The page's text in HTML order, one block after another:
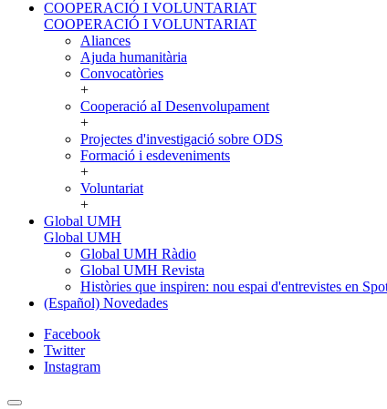
COOPERACIÓ I VOLUNTARIAT
COOPERACIÓ I VOLUNTARIAT
Aliances
Ajuda humanitària
Convocatòries
+
Cooperació aI Desenvolupament
+
Projectes d'investigació sobre ODS
Formació i esdeveniments
+
Voluntariat
+
Global UMH
Global UMH
Global UMH Ràdio
Global UMH Revista
Històries que inspiren: nou espai d'entrevistes en
(Español) Novedades
Facebook
Twitter
Instagram